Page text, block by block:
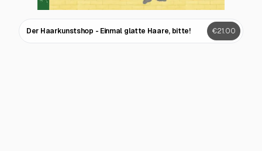
Der Haarkunstshop - Einmal glatte Haare, bitte! €21.00